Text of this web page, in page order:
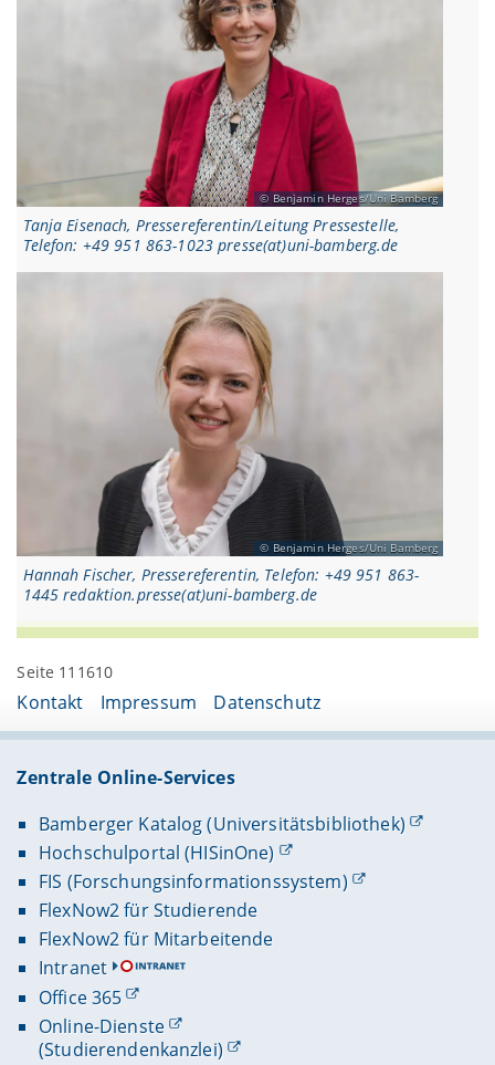
Benjamin Herges/Uni Bamberg
Tanja Eisenach, Pressereferentin/Leitung Pressestelle,
Telefon: +49 951 863-1023 presse(at)uni-bamberg.de
Benjamin Herges/Uni Bamberg
Hannah Fischer, Pressereferentin, Telefon: +49 951 863-
1445 redaktion.presse(at)uni-bamberg.de
Seite 111610
Kontakt Impressum Datenschutz
Zentrale Online-Services
Bamberger Katalog (Universitätsbibliothek)
Hochschulportal (HISinOne)
FIS (Forschungsinformationssystem)
FlexNow2 für Studierende
FlexNow2 für Mitarbeitende
Intranet
Office 365
Online-Dienste
(Studierendenkanzlei)